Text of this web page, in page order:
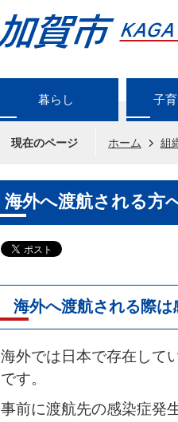
暮らし 子
現在のページ ホーム 組
海外へ渡航される方
海外へ渡航される際は
海外では日本で存在して
です。
事前に渡航先の感染症発